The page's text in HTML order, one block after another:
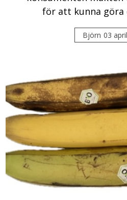
för att kunna göra
Björn 03